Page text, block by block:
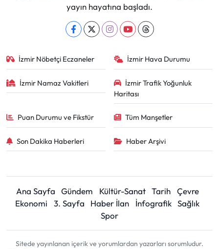
yayın hayatına başladı.
İzmir Nöbetçi Eczaneler İzmir Hava Durumu
İzmir Namaz Vakitleri
İzmir Trafik Yoğunluk
Haritası
Puan Durumu ve Fikstür Tüm Manşetler
Son Dakika Haberleri Haber Arşivi
Ana Sayfa Gündem Kültür-Sanat Tarih
Çevre
Ekonomi
3. Sayfa Haber İlan İnfografik Sağlık
Spor
Sitede yayınlanan içerik ve yorumlardan yazarları sorumludur.